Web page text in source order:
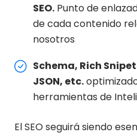
SEO. Punto de
de cada contenido
nosotros
Schema, Rich
JSON, etc.
herramientas de
El SEO seguirá siendo